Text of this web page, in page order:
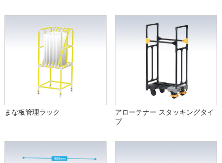
まな板管理ラック
アローテナー スタッキングタイ
プ